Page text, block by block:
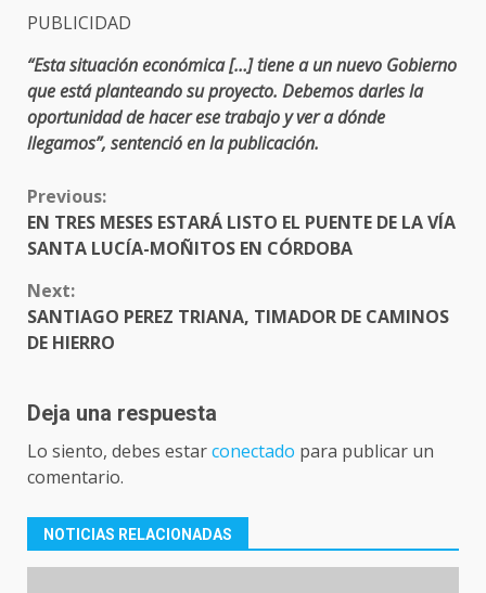
PUBLICIDAD
“Esta situación económica […] tiene a un nuevo Gobierno
que está planteando su proyecto. Debemos darles la
oportunidad de hacer ese trabajo y ver a dónde
llegamos”, sentenció en la publicación.
CONTINUE
READING
Previous:
EN TRES MESES ESTARÁ LISTO EL PUENTE DE LA VÍA
SANTA LUCÍA-MOÑITOS EN CÓRDOBA
Next:
SANTIAGO PEREZ TRIANA, TIMADOR DE CAMINOS
DE HIERRO
Deja una respuesta
Lo siento, debes estarconectado para publicar un
comentario.
NOTICIAS RELACIONADAS